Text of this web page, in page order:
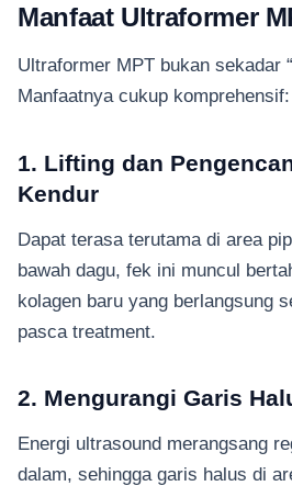
Manfaat Ultraformer
Ultraformer MPT bukan sekadar
Manfaatnya cukup komprehensif:
1. Lifting dan
Kendur
Dapat terasa terutama di area
bawah dagu, fek ini muncul
kolagen baru yang berlangsung
pasca treatment.
2. Mengurangi Garis
Energi ultrasound merangsang
dalam, sehingga garis halus di